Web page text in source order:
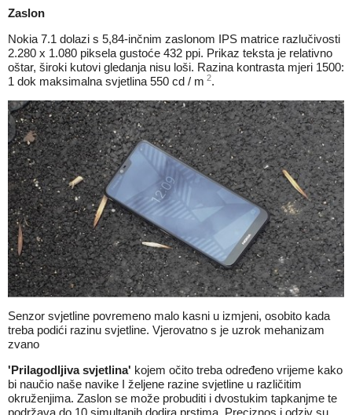
Zaslon
Nokia 7.1 dolazi s 5,84-inčnim zaslonom IPS matrice razlučivosti
2.280 x 1.080 piksela gustoće 432 ppi. Prikaz teksta je relativno
oštar, široki kutovi gledanja nisu loši. Razina kontrasta mjeri 1500:
1 dok maksimalna svjetlina 550 cd / m 2.
Senzor svjetline povremeno malo kasni u izmjeni, osobito kada
treba podići razinu svjetline. Vjerovatno s je uzrok mehanizam
zvano
'Prilagodljiva svjetlina' kojem očito treba određeno vrijeme kako
bi naučio naše navike I željene razine svjetline u različitim
okruženjima. Zaslon se može probuditi i dvostukim tapkanjme te
podržava do 10 simultanih dodira prstima. Preciznos i odziv su